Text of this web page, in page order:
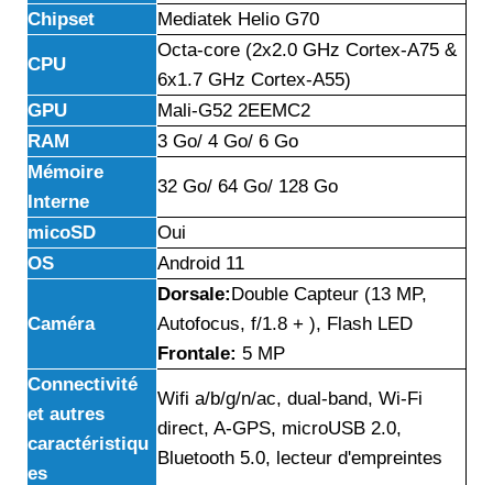
Chipset
Mediatek Helio G70
CPU
Octa-core (2x2.0 GHz Cortex-A75 &
6x1.7 GHz Cortex-A55)
GPU
Mali-G52 2EEMC2
RAM
3 Go/ 4 Go/ 6 Go
Mémoire
Interne
32 Go/ 64 Go/ 128 Go
micoSD
Oui
OS
Android 11
Caméra
Dorsale:Double Capteur (13 MP,
Autofocus, f/1.8 + ), Flash LED
Frontale: 5 MP
Connectivité
et autres
caractéristiqu
es
Wifi a/b/g/n/ac, dual-band, Wi-Fi
direct, A-GPS, microUSB 2.0,
Bluetooth 5.0, lecteur d'empreintes